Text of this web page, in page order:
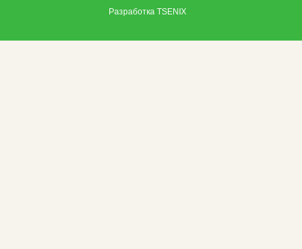
Разработка TSENIX